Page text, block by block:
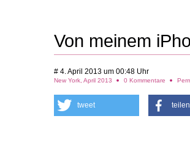
Von meinem
# 4. April 2013 um 00:48 Uhr
New York, April 2013 0 Kommentare
tweet teilen